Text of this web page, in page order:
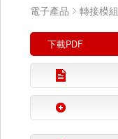
電子產品 轉接模組
下載PDF